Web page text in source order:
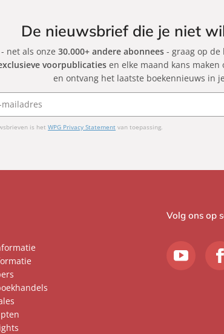
De nieuwsbrief die je niet
net als onze30.000+ andere abonnees - graag op de
voorpublicaties en elke maand kans maken
en ontvang het laatste boekennieuws in
is het WPG Privacy Statementvan toepassing.
Volg ons op